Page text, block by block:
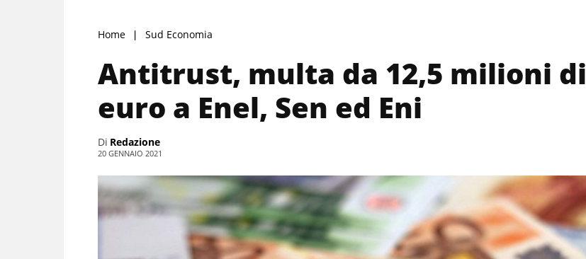
Home Sud Economia
Antitrust, multa da 12,5 milioni di
euro a Enel, Sen ed Eni
Di Redazione
20 GENNAIO 2021